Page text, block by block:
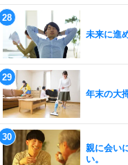
未来に進
年末の大
親に会い
い。